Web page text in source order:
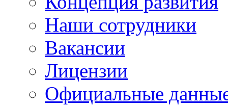
Наши сотрудники
Вакансии
Лицензии
Официальные